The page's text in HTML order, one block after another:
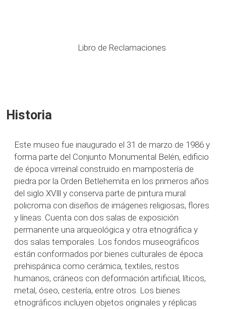
Libro de Reclamaciones
Historia
Este museo fue inaugurado el 31 de marzo de 1986 y
forma parte del Conjunto Monumental Belén, edificio
de época virreinal construido en mampostería de
piedra por la Orden Betlehemita en los primeros años
del siglo XVlll y conserva parte de pintura mural
policroma con diseños de imágenes religiosas, flores
y líneas. Cuenta con dos salas de exposición
permanente una arqueológica y otra etnográfica y
dos salas temporales. Los fondos museográficos
están conformados por bienes culturales de época
prehispánica como cerámica, textiles, restos
humanos, cráneos con deformación artificial, líticos,
metal, óseo, cestería, entre otros. Los bienes
etnográficos incluyen objetos originales y réplicas